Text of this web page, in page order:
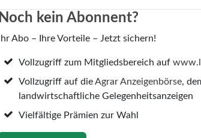
Noch kein Abonnent?
Ihr Abo – Ihre Vorteile – Jetzt sichern!
Vollzugriff zum Mitgliedsbereich auf
Vollzugriff auf dieAgrar Anzeigenbörse,
landwirtschaftliche Gelegenheitsanzeigen
Vielfältige Prämien zur Wahl